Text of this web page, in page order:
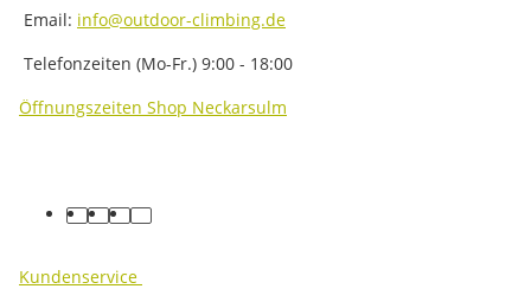
Email: info@outdoor-climbing.de
Telefonzeiten (Mo-Fr.) 9:00 - 18:00
Öffnungszeiten Shop Neckarsulm
facebook
youtube
instagram
tiktok
Kundenservice